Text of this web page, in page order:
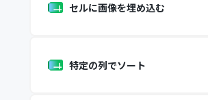
セルに画像を埋め込む
特定の列でソート